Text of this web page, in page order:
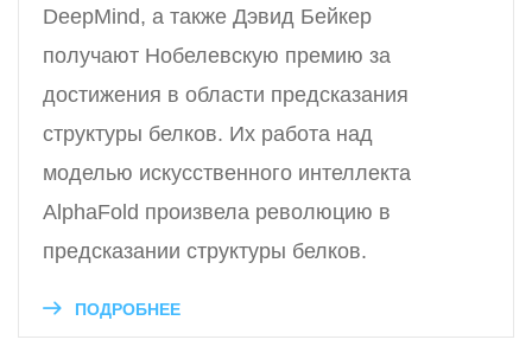
DeepMind, а также Дэвид Бейкер
получают Нобелевскую премию за
достижения в области предсказания
структуры белков. Их работа над
моделью искусственного интеллекта
AlphaFold произвела революцию в
предсказании структуры белков.
ПОДРОБНЕЕ